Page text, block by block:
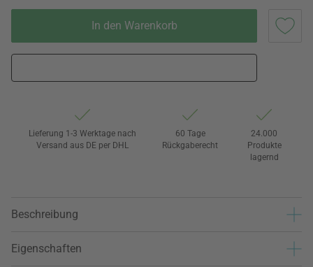
In den Warenkorb
Lieferung 1-3 Werktage nach
Versand aus DE per DHL
60 Tage
Rückgaberecht
24.000
Produkte
lagernd
Beschreibung
Eigenschaften